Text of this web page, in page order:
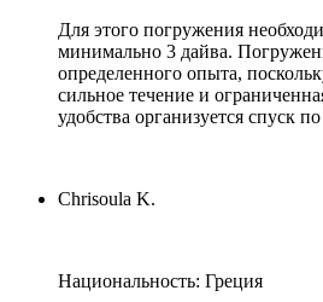
Для этого погружения
минимально 3 дайва.
определенного опыта,
сильное течение и
удобства организуется спуск
Chrisoula K.
Национальность: Греция